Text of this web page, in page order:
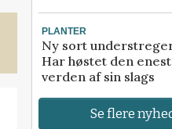
PLANTER
Ny sort
Har høstet den
verden af sin slags
Se flere